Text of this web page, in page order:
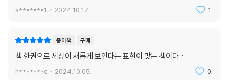
접하며 오감으로 도시의 문화를 느낄 수도 있다. 응원하는 해외 축구팀 선
떨어져 홀로 거니는 시간을 즐길 수도 있을 것이다. 그렇게 내가 좋아하는
것을 찾았다면 드디어 여행의 목적지가 보이기 시작한다. 저자가 매 장마
다 설렘과 기쁨을 듬뿍 담아낸 이 책을 길잡이 삼아서, 독자 역시 마음이 가
리키는 방향으로 떠나 기억에 아로새겨질 경험과 마주칠 수 있기를 바란
s*******1 2024.10.17. 1
종이책 구매
책 한권으로 세상이 새롭게 보인다는 표현이 맞는 책이다ㆍ
h*******c 2024.10.05. 0